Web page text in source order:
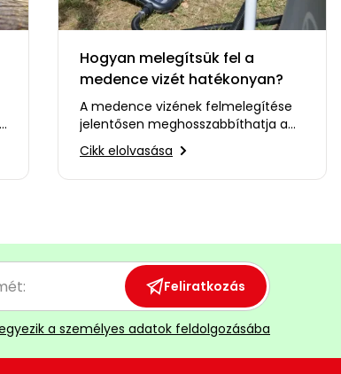
Hogyan melegítsük fel a
medence vizét hatékonyan?
A medence vizének felmelegítése
jelentősen meghosszabbíthatja a
fürdő szezont. A megfelelő
vízhőmérséklet sokkal…
Cikk elolvasása
Feliratkozás
a személyes adatok feldolgozásába